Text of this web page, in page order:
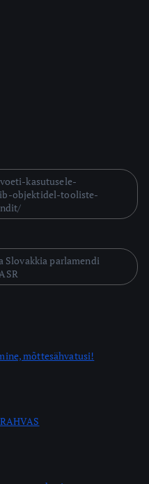
kasutusele-
objektidel-tooliste-
Slovakkia parlamendi
mõttesähvatusi!